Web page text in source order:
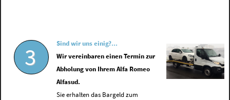
3
Sind wir uns einig?...
Wir vereinbaren einen Termin zur
Abholung von Ihrem Alfa Romeo
Alfasud.
Sie erhalten das Bargeld zum